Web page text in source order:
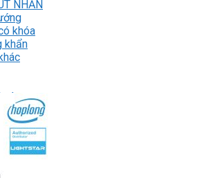
NHẤN
khóa
khẩn
tròn